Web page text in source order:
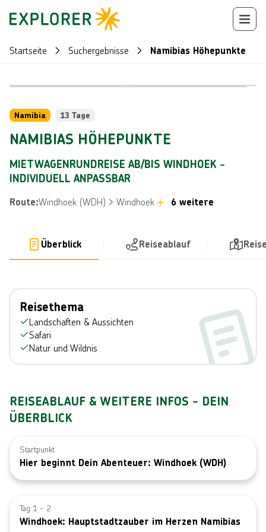
Startseite Suchergebnisse Namibias Höhepunkte
Namibia 13 Tage
NAMIBIAS HÖHEPUNKTE
MIETWAGENRUNDREISE AB/BIS WINDHOEK -
INDIVIDUELL ANPASSBAR
Route:Windhoek (WDH) Windhoek 6 weitere
Überblick Reiseablauf
Reisethema
Landschaften & Aussichten
Safari
Natur und Wildnis
REISEABLAUF & WEITERE INFOS - DEIN
ÜBERBLICK
Startpunkt
Hier beginnt Dein Abenteuer: Windhoek (WDH)
Bild von ©
Tag 1 - 2
Windhoek: Hauptstadtzauber im Herzen Namibias